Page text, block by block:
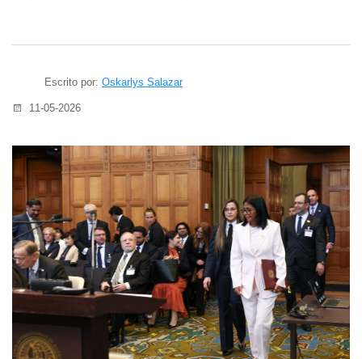
Escrito por: Oskarlys Salazar
11-05-2026